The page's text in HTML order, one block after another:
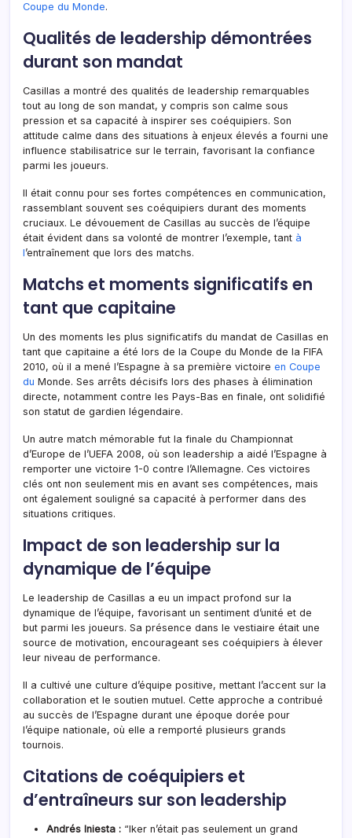
Coupe du Monde.
Qualités de leadership démontrées
durant son mandat
Casillas a montré des qualités de leadership remarquables
tout au long de son mandat, y compris son calme sous
pression et sa capacité à inspirer ses coéquipiers. Son
attitude calme dans des situations à enjeux élevés a fourni une
influence stabilisatrice sur le terrain, favorisant la confiance
parmi les joueurs.
Il était connu pour ses fortes compétences en communication,
rassemblant souvent ses coéquipiers durant des moments
cruciaux. Le dévouement de Casillas au succès de l’équipe
était évident dans sa volonté de montrer l’exemple, tant à
l’entraînement que lors des matchs.
Matchs et moments significatifs en
tant que capitaine
Un des moments les plus significatifs du mandat de Casillas en
tant que capitaine a été lors de la Coupe du Monde de la FIFA
2010, où il a mené l’Espagne à sa première victoire en Coupe
du Monde. Ses arrêts décisifs lors des phases à élimination
directe, notamment contre les Pays-Bas en finale, ont solidifié
son statut de gardien légendaire.
Un autre match mémorable fut la finale du Championnat
d’Europe de l’UEFA 2008, où son leadership a aidé l’Espagne à
remporter une victoire 1-0 contre l’Allemagne. Ces victoires
clés ont non seulement mis en avant ses compétences, mais
ont également souligné sa capacité à performer dans des
situations critiques.
Impact de son leadership sur la
dynamique de l’équipe
Le leadership de Casillas a eu un impact profond sur la
dynamique de l’équipe, favorisant un sentiment d’unité et de
but parmi les joueurs. Sa présence dans le vestiaire était une
source de motivation, encourageant ses coéquipiers à élever
leur niveau de performance.
Il a cultivé une culture d’équipe positive, mettant l’accent sur la
collaboration et le soutien mutuel. Cette approche a contribué
au succès de l’Espagne durant une époque dorée pour
l’équipe nationale, où elle a remporté plusieurs grands
tournois.
Citations de coéquipiers et
d’entraîneurs sur son leadership
Andrés Iniesta : “Iker n’était pas seulement un grand